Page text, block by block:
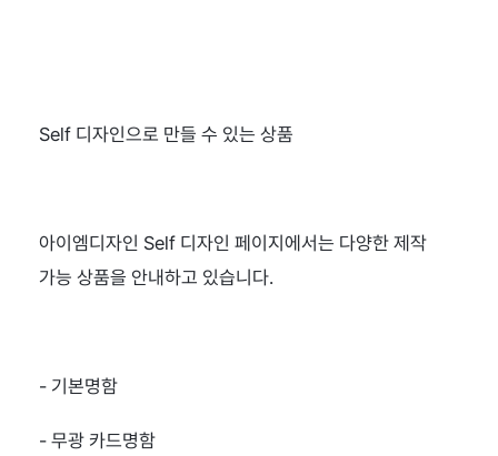
Self 디자인으로 만들 수 있는 상품
아이엠디자인 Self 디자인 페이지에서는 다양한 제작
가능 상품을 안내하고 있습니다.
- 기본명함
- 무광 카드명함